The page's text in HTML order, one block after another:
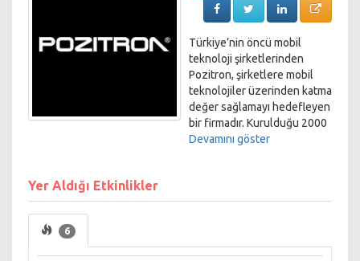
Türkiye’nin öncü mobil
teknoloji şirketlerinden
Pozitron, şirketlere mobil
teknolojiler üzerinden katma
değer sağlamayı hedefleyen
bir firmadır. Kurulduğu 2000
yılından bugüne kadar mobil
bankacılığa kadar birçok
uygulamaları vasıtasıyla her
Devamını göster
Yer Aldığı Etkinlikler
6